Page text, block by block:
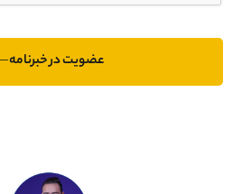
عضویت در خبرنامه